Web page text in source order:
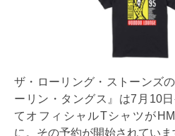
ザ・ローリング・ストーンズ
ーリン・タングス』は7月10
てオフィシャルTシャツが
に。その予約が開始されていま